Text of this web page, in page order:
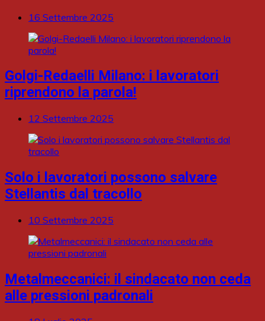
16 Settembre 2025
Golgi-Redaelli Milano: i lavoratori
riprendono la parola!
12 Settembre 2025
Solo i lavoratori possono salvare
Stellantis dal tracollo
10 Settembre 2025
Metalmeccanici: il sindacato non ceda
alle pressioni padronali